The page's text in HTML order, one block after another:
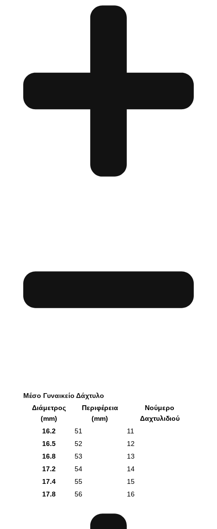
Μέσο Γυναικείο Δάχτυλο
Διάμετρος
(mm)
Περιφέρεια
(mm)
Νούμερο
Δαχτυλιδιού
16.2
51
11
16.5
52
12
16.8
53
13
17.2
54
14
17.4
55
15
17.8
56 16